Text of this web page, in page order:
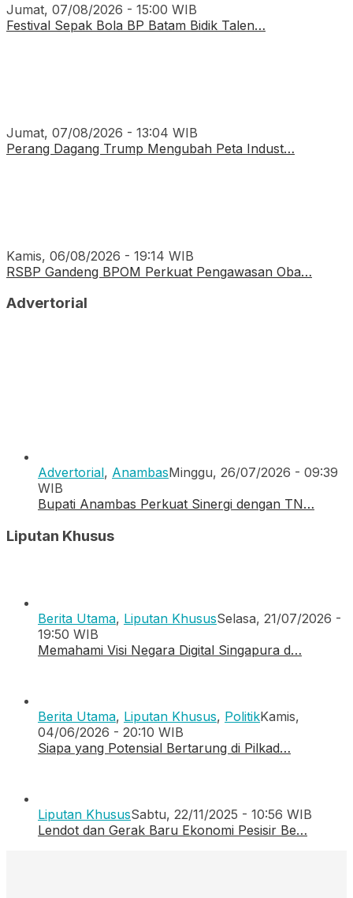
Jumat, 07/08/2026 - 15:00 WIB
Festival Sepak Bola BP Batam Bidik Talen…
Jumat, 07/08/2026 - 13:04 WIB
Perang Dagang Trump Mengubah Peta Indust…
Kamis, 06/08/2026 - 19:14 WIB
RSBP Gandeng BPOM Perkuat Pengawasan Oba…
Advertorial
Advertorial, AnambasMinggu, 26/07/2026 - 09:39
WIB
Bupati Anambas Perkuat Sinergi dengan TN…
Liputan Khusus
Berita Utama, Liputan KhususSelasa, 21/07/2026 -
19:50 WIB
Memahami Visi Negara Digital Singapura d…
Berita Utama, Liputan Khusus, PolitikKamis,
04/06/2026 - 20:10 WIB
Siapa yang Potensial Bertarung di Pilkad…
Liputan KhususSabtu, 22/11/2025 - 10:56 WIB
Lendot dan Gerak Baru Ekonomi Pesisir Be…